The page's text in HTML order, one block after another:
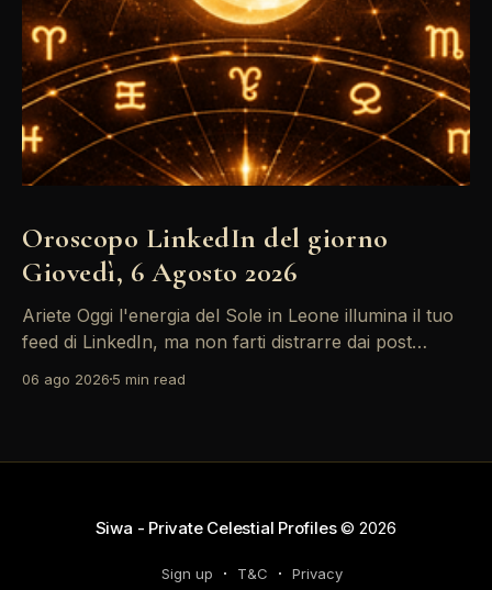
Oroscopo LinkedIn del giorno
Giovedì, 6 Agosto 2026
Ariete Oggi l'energia del Sole in Leone illumina il tuo
feed di LinkedIn, ma non farti distrarre dai post
tuoi desideri professionali! Giove ti spinge verso il
06 ago 2026 5 min read
Siwa - Private Celestial Profiles© 2026
Sign up T&C Privacy